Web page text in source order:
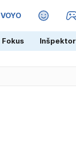
VOYO MAGAZIN
Fokus Inšpektor